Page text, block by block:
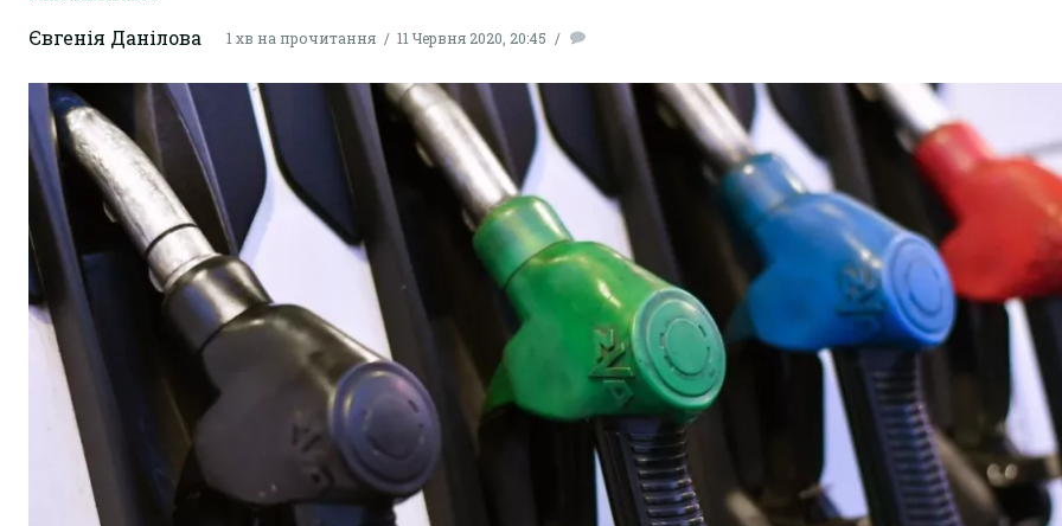
Євгенія Данілова 1 хв на прочитання 11 Червня 2020, 20:45